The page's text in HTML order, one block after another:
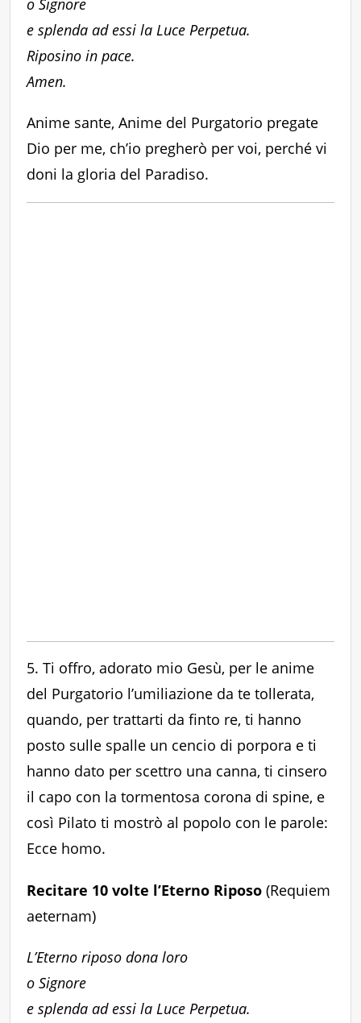
o Signore
e splenda ad essi la Luce Perpetua.
Riposino in pace.
Amen.
Anime sante, Anime del Purgatorio pregate
Dio per me, ch’io pregherò per voi, perché vi
doni la gloria del Paradiso.
5. Ti offro, adorato mio Gesù, per le anime
del Purgatorio l’umiliazione da te tollerata,
quando, per trattarti da finto re, ti hanno
posto sulle spalle un cencio di porpora e ti
hanno dato per scettro una canna, ti cinsero
il capo con la tormentosa corona di spine, e
così Pilato ti mostrò al popolo con le parole:
Ecce homo.
Recitare 10 volte l’Eterno Riposo (Requiem
aeternam)
L’Eterno riposo dona loro
o Signore
e splenda ad essi la Luce Perpetua.